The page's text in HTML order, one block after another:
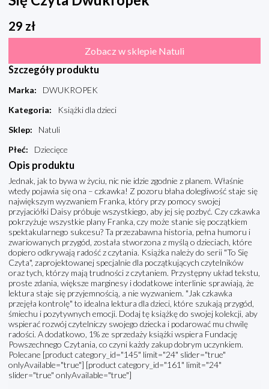
29 zł
Zobacz w sklepie Natuli
Szczegóły produktu
Marka:
DWUKROPEK
Kategoria:
Książki dla dzieci
Sklep:
Natuli
Płeć: Dziecięce
Opis produktu
Jednak, jak to bywa w życiu, nic nie idzie zgodnie z planem. Właśnie
wtedy pojawia się ona – czkawka! Z pozoru błaha dolegliwość staje się
największym wyzwaniem Franka, który przy pomocy swojej
przyjaciółki Daisy próbuje wszystkiego, aby jej się pozbyć. Czy czkawka
pokrzyżuje wszystkie plany Franka, czy może stanie się początkiem
spektakularnego sukcesu? Ta przezabawna historia, pełna humoru i
zwariowanych przygód, została stworzona z myślą o dzieciach, które
dopiero odkrywają radość z czytania. Książka należy do serii "To Się
Czyta", zaprojektowanej specjalnie dla początkujących czytelników
oraz tych, którzy mają trudności z czytaniem. Przystępny układ tekstu,
proste zdania, większe marginesy i dodatkowe interlinie sprawiają, że
lektura staje się przyjemnością, a nie wyzwaniem. "Jak czkawka
przejęła kontrolę" to idealna lektura dla dzieci, które szukają przygód,
śmiechu i pozytywnych emocji. Dodaj tę książkę do swojej kolekcji, aby
wspierać rozwój czytelniczy swojego dziecka i podarować mu chwilę
radości. A dodatkowo, 1% ze sprzedaży książki wspiera Fundację
Powszechnego Czytania, co czyni każdy zakup dobrym uczynkiem.
Polecane [product category_id="145" limit="24" slider="true"
onlyAvailable="true"] [product category_id="161" limit="24"
slider="true" onlyAvailable="true"]